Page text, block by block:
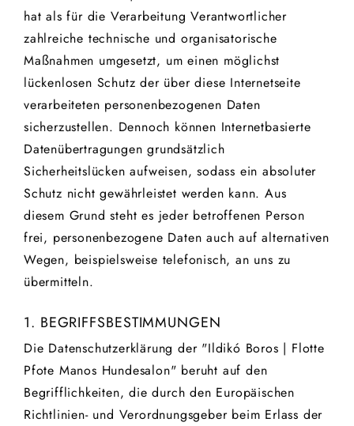
hat als für die Verarbeitung Verantwortlicher
zahlreiche technische und organisatorische
Maßnahmen umgesetzt, um einen möglichst
lückenlosen Schutz der über diese Internetseite
verarbeiteten personenbezogenen Daten
sicherzustellen. Dennoch können Internetbasierte
Datenübertragungen grundsätzlich
Sicherheitslücken aufweisen, sodass ein absoluter
Schutz nicht gewährleistet werden kann. Aus
diesem Grund steht es jeder betroffenen Person
frei, personenbezogene Daten auch auf alternativen
Wegen, beispielsweise telefonisch, an uns zu
übermitteln.
1. BEGRIFFSBESTIMMUNGEN
Die Datenschutzerklärung der "Ildikó Boros | Flotte
Pfote Manos Hundesalon" beruht auf den
Begrifflichkeiten, die durch den Europäischen
Richtlinien- und Verordnungsgeber beim Erlass der